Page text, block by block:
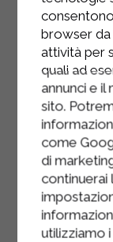
et les
browser
attività per
quali ad
annunci e
sito.
come
di
continuerai
utilizziamo